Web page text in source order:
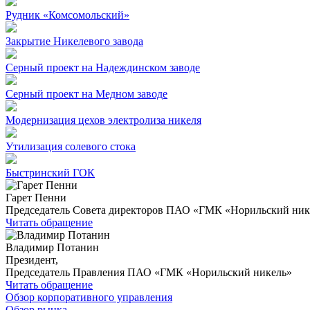
Рудник «Комсомольский»
Закрытие Никелевого завода
Серный проект на Надеждинском заводе
Серный проект на Медном заводе
Модернизация цехов электролиза никеля
Утилизация солевого стока
Быстринский ГОК
Гарет Пенни
Председатель Совета директоров ПАО «ГМК «Норильский
Читать обращение
Владимир Потанин
Президент,
Председатель Правления ПАО «ГМК «Норильский никель»
Читать обращение
Обзор корпоративного управления